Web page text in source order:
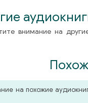
внимание на
на похожие